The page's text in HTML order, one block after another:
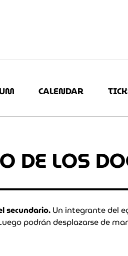
CALENDAR
DE LOS
secundario. Un integrante del
podrán desplazarse de